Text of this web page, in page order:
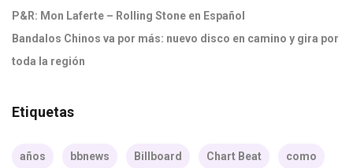
P&R: Mon Laferte – Rolling Stone en Español
Bandalos Chinos va por más: nuevo disco en camino y gira por
toda la región
Etiquetas
años bbnews Billboard Chart Beat como